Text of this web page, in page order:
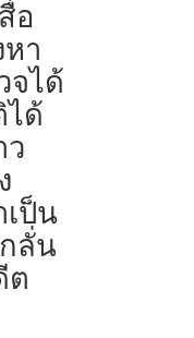
อ​
า
จ​ได้
ด้
ว​
ป็น
ลั่น
ต